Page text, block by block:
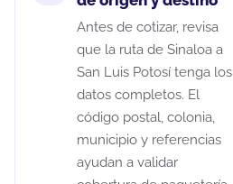
Antes de cotizar, revisa
que la ruta de Sinaloa a
San Luis Potosí tenga los
datos completos. El
código postal, colonia,
municipio y referencias
ayudan a validar